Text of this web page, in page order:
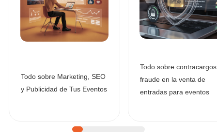
Todo sobre Marketing, SEO
y Publicidad de Tus Eventos
Todo sobre
fraude en la venta de
entradas para eventos